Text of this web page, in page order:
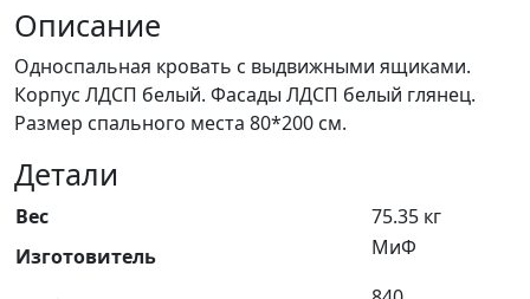
Описание
Односпальная кровать с выдвижными ящиками.
Корпус ЛДСП белый. Фасады ЛДСП белый глянец.
Размер спального места 80*200 см.
Детали
Вес
75.35 кг
Изготовитель
МиФ